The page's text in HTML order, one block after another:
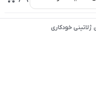
ژلاتینی خودکاری